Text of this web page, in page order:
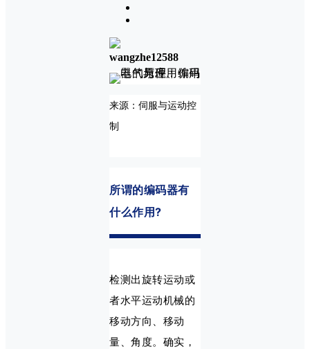
wangzhe12588
来源：伺服与运动控
制
所谓的编码器有
什么作用?
检测出旋转运动或
者水平运动机械的
移动方向、移动
量、角度。确实，